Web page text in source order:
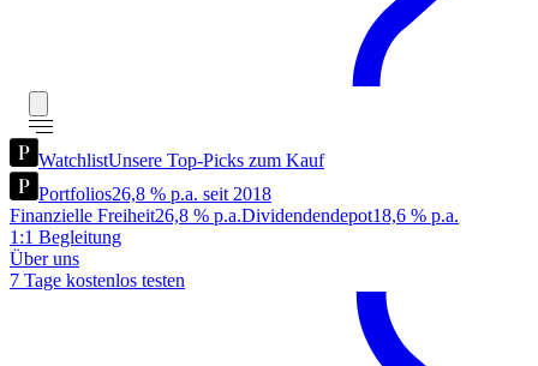
WatchlistUnsere Top-Picks zum Kauf
Portfolios26,8 % p.a. seit 2018
Finanzielle Freiheit26,8 % p.a.Dividendendepot18,6 % p.a.
1:1 Begleitung
Über uns
7 Tage kostenlos testen